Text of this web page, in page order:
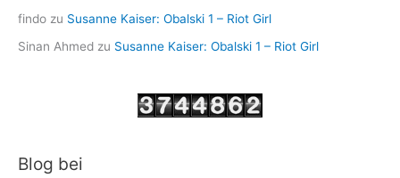
findo zu Susanne Kaiser: Obalski 1 – Riot Girl
Sinan Ahmed zu Susanne Kaiser: Obalski 1 – Riot Girl
Blog bei